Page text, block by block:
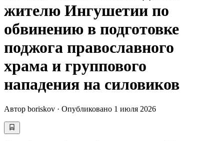
жителю Ингушетии по
обвинению в подготовке
поджога православного
храма и группового
нападения на силовиков
Автор boriskov · Опубликовано 1 июля 2026